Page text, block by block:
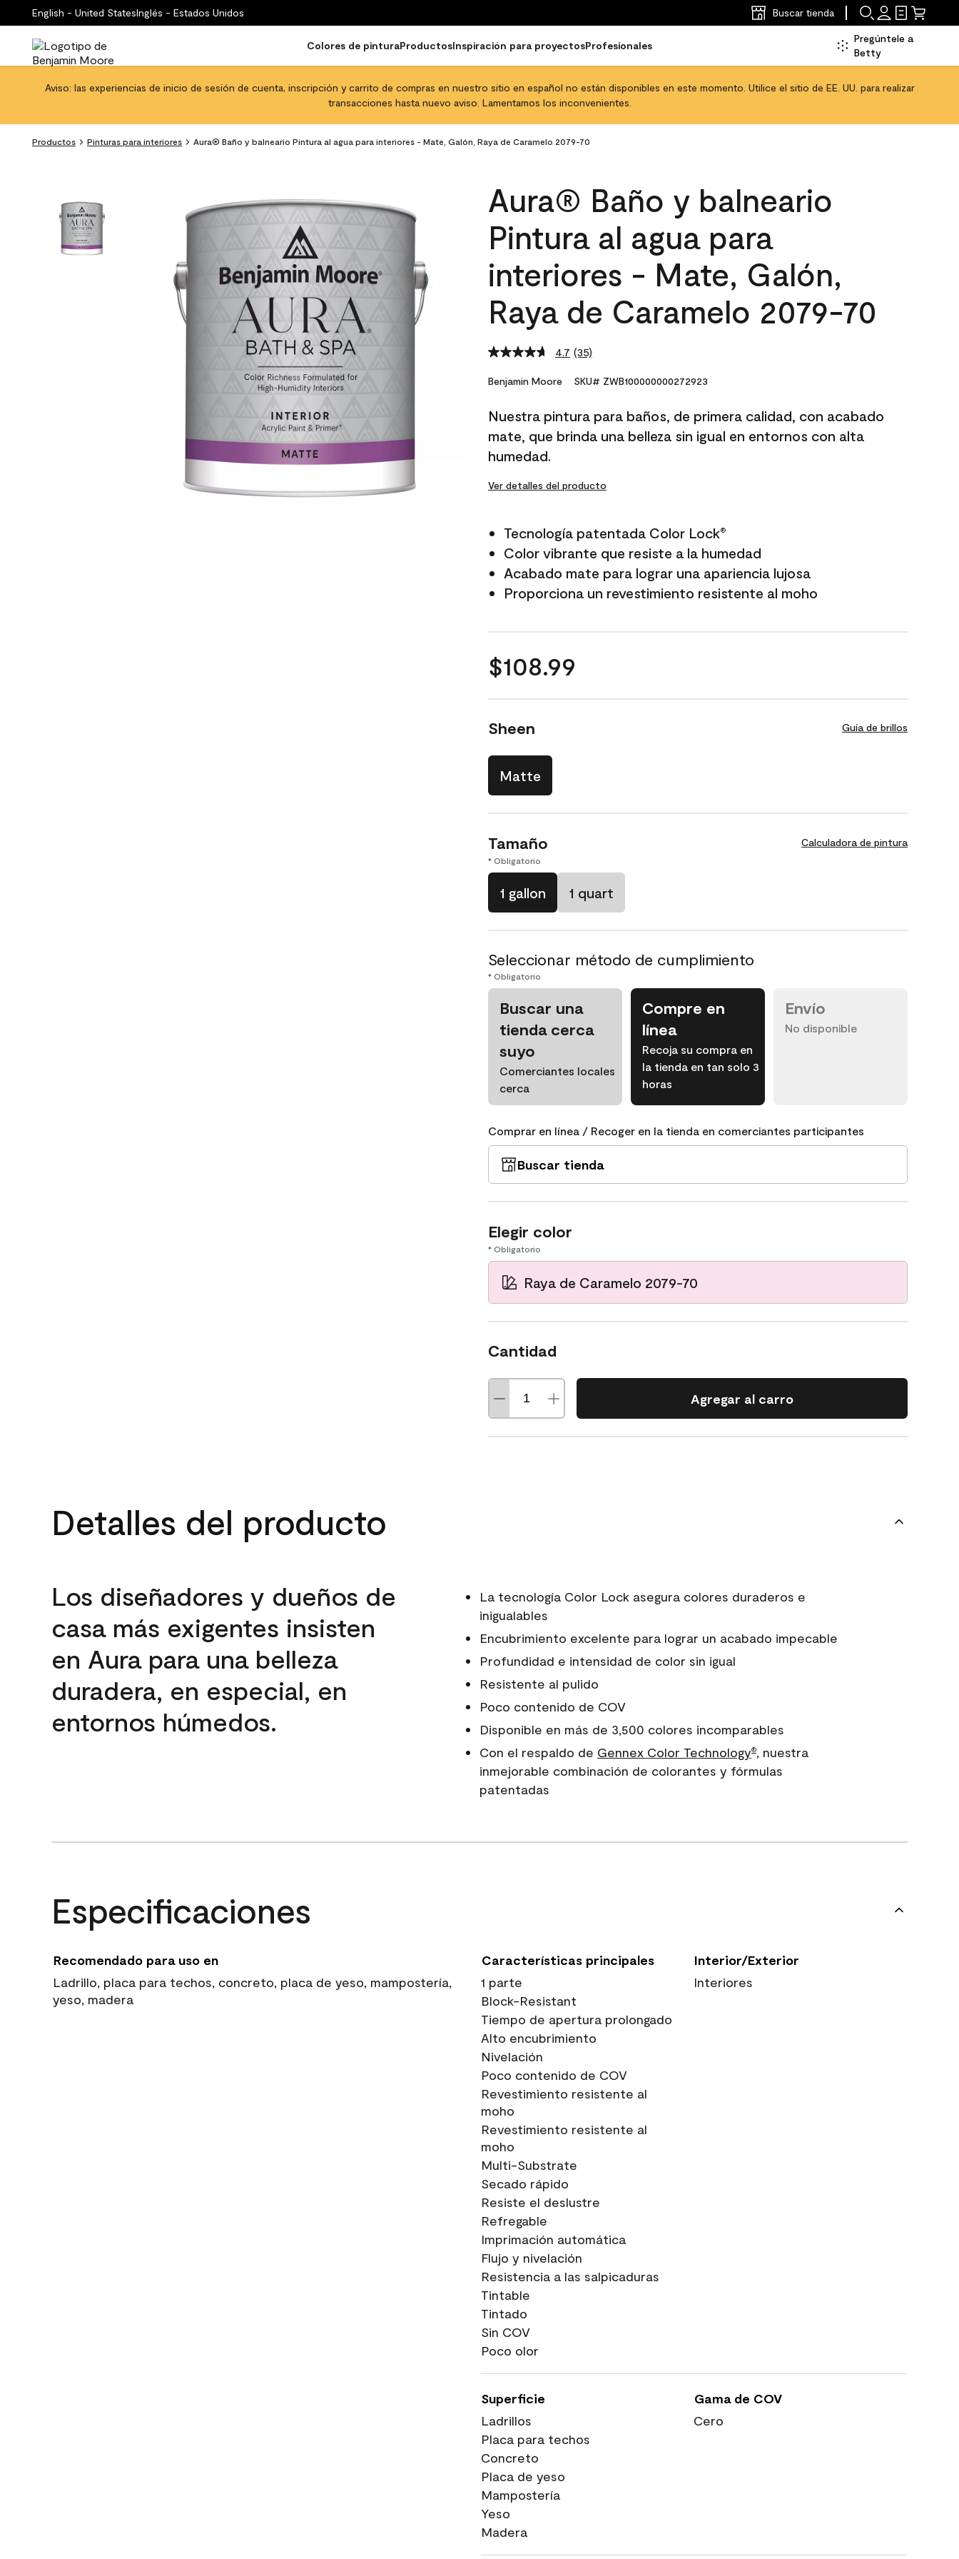
English - United StatesInglés - Estados Unidos Buscar tienda
Colores de pinturaProductosInspiración para proyectosProfesionales
Pregúntele a
Betty
Aviso: las experiencias de inicio de sesión de cuenta, inscripción y carrito de compras en nuestro sitio en español no están disponibles en este momento. Utilice el sitio de EE. UU. para realizar
transacciones hasta nuevo aviso. Lamentamos los inconvenientes.
Productos Pinturas para interiores Aura® Baño y balneario Pintura al agua para interiores - Mate, Galón, Raya de Caramelo 2079-70
Aura® Baño y balneario
Pintura al agua para
interiores - Mate, Galón,
Raya de Caramelo 2079-70
4.7 Read
Reviews.
link.
(35)
Benjamin Moore SKU# ZWB100000000272923
Nuestra pintura para baños, de primera calidad, con acabado
mate, que brinda una belleza sin igual en entornos con alta
humedad.
Ver detalles del producto
Tecnología patentada Color Lock®
Color vibrante que resiste a la humedad
Acabado mate para lograr una apariencia lujosa
Proporciona un revestimiento resistente al moho
$108.99
Sheen Guía de brillos
Matte
Tamaño Calculadora de pintura
* Obligatorio
1 gallon 1 quart
Seleccionar método de cumplimiento
* Obligatorio
Buscar una
tienda cerca
suyo
Comerciantes locales
cerca
Compre en
línea
Recoja su compra en
la tienda en tan solo 3
horas
Envío
No disponible
Comprar en línea / Recoger en la tienda en comerciantes participantes
Buscar tienda
Elegir color
* Obligatorio
Raya de Caramelo 2079-70
Cantidad
Agregar al carro
Detalles del producto
Los diseñadores y dueños de
casa más exigentes insisten
en Aura para una belleza
duradera, en especial, en
entornos húmedos.
La tecnología Color Lock asegura colores duraderos e
inigualables
Encubrimiento excelente para lograr un acabado impecable
Profundidad e intensidad de color sin igual
Resistente al pulido
Poco contenido de COV
Disponible en más de 3,500 colores incomparables
Con el respaldo de Gennex Color Technology®, nuestra
inmejorable combinación de colorantes y fórmulas
patentadas
Especificaciones
Recomendado para uso en
Ladrillo, placa para techos, concreto, placa de yeso, mampostería,
yeso, madera
Características principales
1 parte
Block-Resistant
Tiempo de apertura prolongado
Alto encubrimiento
Nivelación
Poco contenido de COV
Revestimiento resistente al
moho
Revestimiento resistente al
moho
Multi-Substrate
Secado rápido
Resiste el deslustre
Refregable
Imprimación automática
Flujo y nivelación
Resistencia a las salpicaduras
Tintable
Tintado
Sin COV
Poco olor
Interior/Exterior
Interiores
Superficie
Ladrillos
Placa para techos
Concreto
Placa de yeso
Mampostería
Yeso
Madera
Gama de COV
Cero